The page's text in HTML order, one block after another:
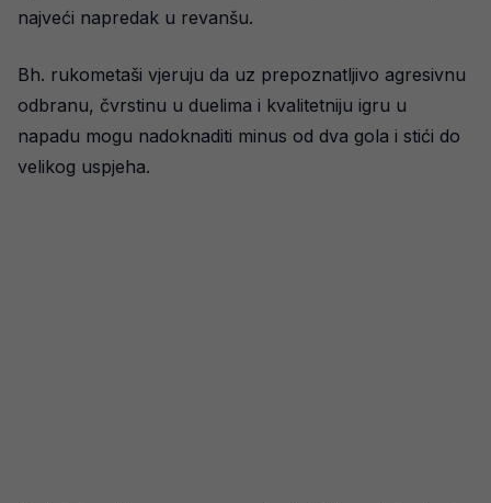
najveći napredak u revanšu.
Bh. rukometaši vjeruju da uz prepoznatljivo agresivnu
odbranu, čvrstinu u duelima i kvalitetniju igru u
napadu mogu nadoknaditi minus od dva gola i stići do
velikog uspjeha.